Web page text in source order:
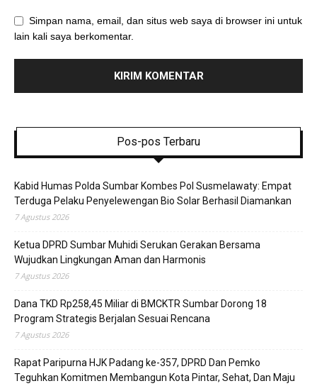
Simpan nama, email, dan situs web saya di browser ini untuk
lain kali saya berkomentar.
Pos-pos Terbaru
Kabid Humas Polda Sumbar Kombes Pol Susmelawaty: Empat
Terduga Pelaku Penyelewengan Bio Solar Berhasil Diamankan
7 Agustus 2026
Ketua DPRD Sumbar Muhidi Serukan Gerakan Bersama
Wujudkan Lingkungan Aman dan Harmonis
7 Agustus 2026
Dana TKD Rp258,45 Miliar di BMCKTR Sumbar Dorong 18
Program Strategis Berjalan Sesuai Rencana
7 Agustus 2026
Rapat Paripurna HJK Padang ke-357, DPRD Dan Pemko
Teguhkan Komitmen Membangun Kota Pintar, Sehat, Dan Maju